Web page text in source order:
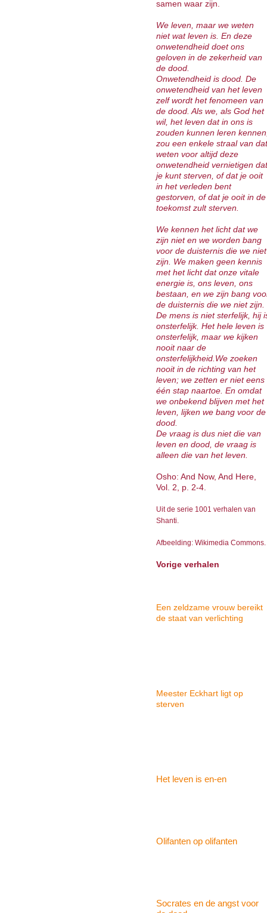
samen waar zijn.
We leven, maar we weten
niet wat leven is. En deze
onwetendheid doet ons
geloven in de zekerheid van
de dood.
Onwetendheid is dood. De
onwetendheid van het leven
zelf wordt het fenomeen van
de dood. Als we, als God het
wil, het leven dat in ons is
zouden kunnen leren
zou een enkele straal van dat
weten voor altijd deze
onwetendheid vernietigen dat
je kunt sterven, of dat je ooit
in het verleden bent
gestorven, of dat je ooit in de
toekomst zult sterven.
We kennen het licht dat we
zijn niet en we worden bang
voor de duisternis die we niet
zijn. We maken geen kennis
met het licht dat onze vitale
energie is, ons leven, ons
bestaan, en we zijn bang
de duisternis die we niet zijn.
De mens is niet sterfelijk, hij
onsterfelijk. Het hele leven is
onsterfelijk, maar we kijken
nooit naar de
onsterfelijkheid.We zoeken
nooit in de richting van het
leven; we zetten er niet eens
één stap naartoe. En omdat
we onbekend blijven met het
leven, lijken we bang voor de
dood.
De vraag is dus niet die van
leven en dood, de vraag is
alleen die van het leven.
Osho: And Now, And Here,
Vol. 2, p. 2-4.
Uit de serie 1001 verhalen van
Shanti.
Afbeelding: Wikimedia Commons.
Vorige verhalen
Een zeldzame vrouw bereikt
de staat van verlichting
Meester Eckhart ligt op
sterven
Het leven is en-en
Olifanten op olifanten
Socrates en de angst voor